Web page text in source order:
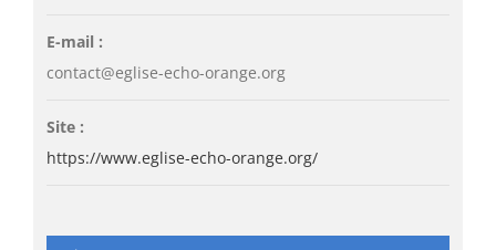
E-mail :
contact@eglise-echo-orange.org
Site :
https://www.eglise-echo-orange.org/